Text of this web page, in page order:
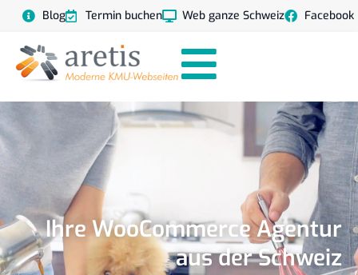
Blog Termin buchen Web ganze Schweiz Facebook
Ihre WooCommerce Agentur
aus der Schweiz